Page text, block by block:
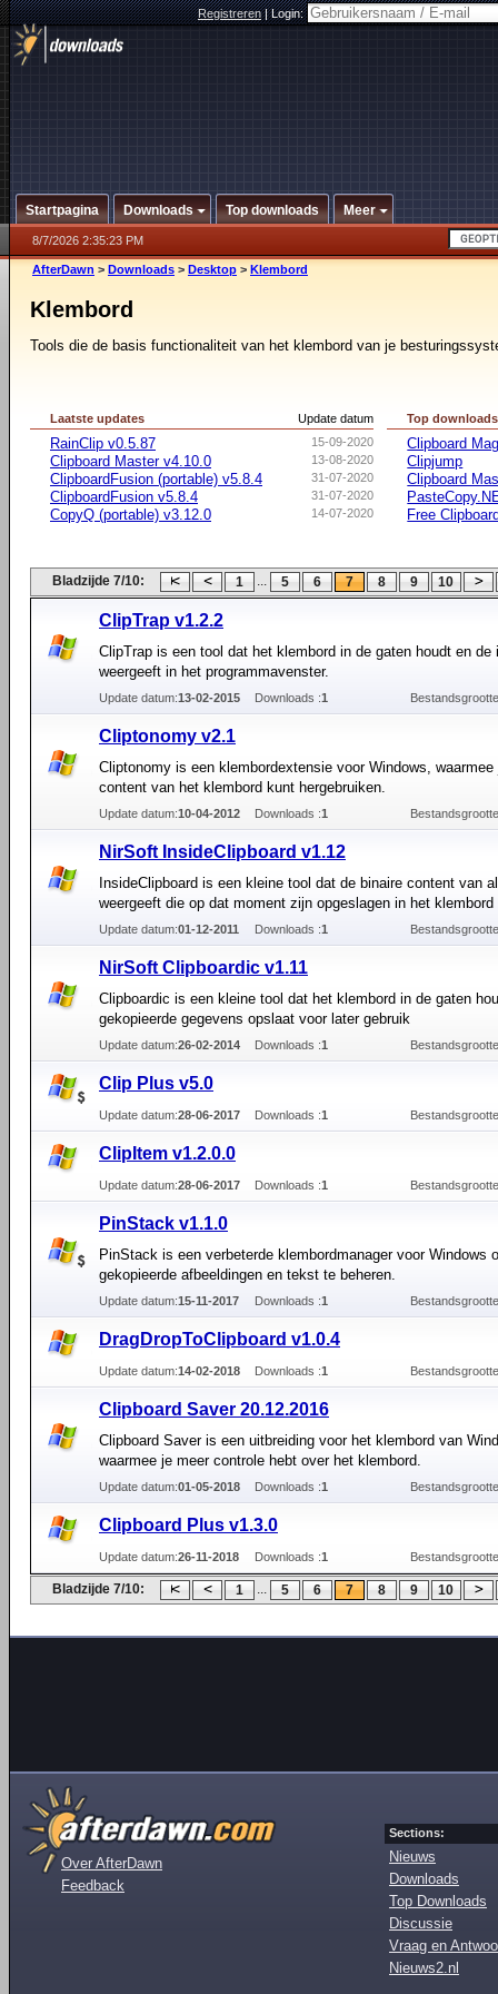
Registreren|Login:
Startpagina Downloads Top downloads Meer
8/7/2026 2:35:23 PM
AfterDawn > Downloads > Desktop > Klembord
Klembord
Tools die de basis functionaliteit van het klembord van je
Update datum
Laatste updates
15-09-2020
RainClip v0.5.87
13-08-2020
Clipboard Master v4.10.0
31-07-2020
ClipboardFusion (portable) v5.8.4
31-07-2020
ClipboardFusion v5.8.4
14-07-2020
CopyQ (portable) v3.12.0
Top downloads
Clipboard
Clipjump
Clipboard
Free
Bladzijde 7/10: 1 ... 5 6 7 8 9 10
ClipTrap v1.2.2
ClipTrap is een tool dat het klembord in de gaten houdt en de
weergeeft in het programmavenster.
Update datum:13-02-2015 Downloads :1
Cliptonomy v2.1
Cliptonomy is een klembordextensie voor Windows, waarmee
content van het klembord kunt hergebruiken.
Update datum:10-04-2012 Downloads :1
NirSoft InsideClipboard v1.12
InsideClipboard is een kleine tool dat de binaire content van
weergeeft die op dat moment zijn opgeslagen in het klembord
Update datum:01-12-2011 Downloads :1
NirSoft Clipboardic v1.11
Clipboardic is een kleine tool dat het klembord in de gaten
gekopieerde gegevens opslaat voor later gebruik
Update datum:26-02-2014 Downloads :1
Clip Plus v5.0
Update datum:28-06-2017 Downloads :1
ClipItem v1.2.0.0
Update datum:28-06-2017 Downloads :1
PinStack v1.1.0
PinStack is een verbeterde klembordmanager voor Windows
gekopieerde afbeeldingen en tekst te beheren.
Update datum:15-11-2017 Downloads :1
DragDropToClipboard v1.0.4
Update datum:14-02-2018 Downloads :1
Clipboard Saver 20.12.2016
Clipboard Saver is een uitbreiding voor het klembord van
waarmee je meer controle hebt over het klembord.
Update datum:01-05-2018 Downloads :1
Clipboard Plus v1.3.0
Update datum:26-11-2018 Downloads :1
Bladzijde 7/10: 1 ... 5 6 7 8 9 10
Over AfterDawn
Feedback
Sections:
Nieuws
Downloads
Top Downloads
Discussie
Vraag en
Nieuws2.nl